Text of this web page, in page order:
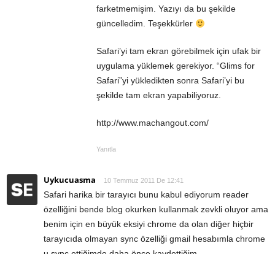
farketmemişim. Yazıyı da bu şekilde
güncelledim. Teşekkürler
Safari’yi tam ekran görebilmek için ufak bir
uygulama yüklemek gerekiyor. “Glims for
Safari”yi yükledikten sonra Safari’yi bu
şekilde tam ekran yapabiliyoruz.
http://www.machangout.com/
Yanıtla
Uykucuasma 10 Temmuz 2011 De 12:41
Safari harika bir tarayıcı bunu kabul ediyorum reader
özelliğini bende blog okurken kullanmak zevkli oluyor ama
benim için en büyük eksiyi chrome da olan diğer hiçbir
tarayıcıda olmayan sync özelliği gmail hesabımla chrome